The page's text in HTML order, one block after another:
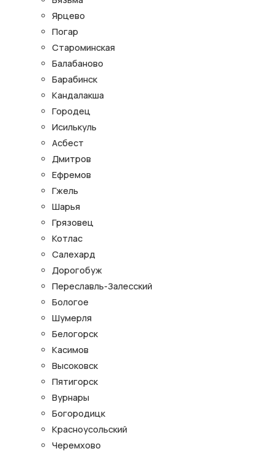
Ярцево
Погар
Староминская
Балабаново
Барабинск
Кандалакша
Городец
Исилькуль
Асбест
Дмитров
Ефремов
Гжель
Шарья
Грязовец
Котлас
Салехард
Дорогобуж
Переславль-Залесский
Бологое
Шумерля
Белогорск
Касимов
Высоковск
Пятигорск
Вурнары
Богородицк
Красноусольский
Черемхово